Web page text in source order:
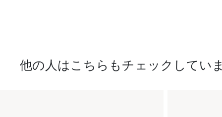
他の人はこちらもチェックしてい